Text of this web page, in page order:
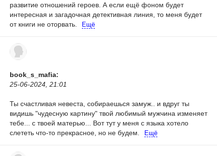
развитие отношений героев. А если ещё фоном будет
интересная и загадочная детективная линия, то меня будет
от книги не оторвать.
Ещё
book_s_mafia:
25-06-2024, 21:01
Ты счастливая невеста, собираешься замуж.. и вдруг ты
видишь "чудесную картину" твой любимый мужчина изменяет
тебе... с твоей матерью... Вот тут у меня с языка хотело
слететь что-то прекрасное, но не будем.
Ещё